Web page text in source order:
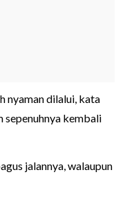
nyaman dilalui, kata
sepenuhnya kembali
jalannya, walaupun